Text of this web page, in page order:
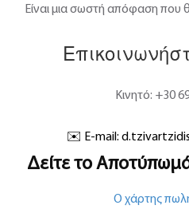
Είναι μια σωστή απόφαση που
Κινητό: +30
✉️ E-mail:
Δείτε το
Ο χάρτης